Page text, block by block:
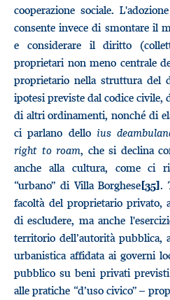
cooperazione sociale.
consente invece di smontare il
e considerare il diritto
proprietari non meno centrale
proprietario nella struttura del
ipotesi previste dal codice civile,
di altri ordinamenti, nonché di
ci parlano dello ius
right to roam, che si declina
anche alla cultura, come ci
“urbano” di Villa Borghese[35].
facoltà del proprietario privato,
di escludere, ma anche
territorio dell’autorità pubblica,
urbanistica affidata ai governi
pubblico su beni privati
alle pratiche “d’uso civico” –